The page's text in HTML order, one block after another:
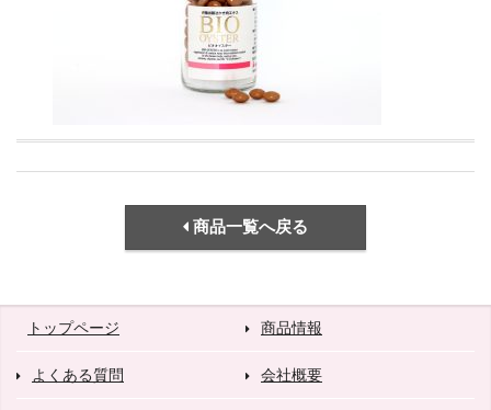
商品一覧へ戻る
トップページ 商品情報
よくある質問 会社概要